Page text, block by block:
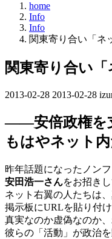
home
Info
Info
関東寄り合い「ネ
関東寄り合い
2013-02-28 最
更
新
日
:
2013-02-28
――安倍政権を
もはやネット
昨年話題になったノン
安田浩一さんをお招き
ネット右翼の人たちは
掲示板にURLを貼り付
真実なのか虚偽なのか
彼らの「活動」が政治